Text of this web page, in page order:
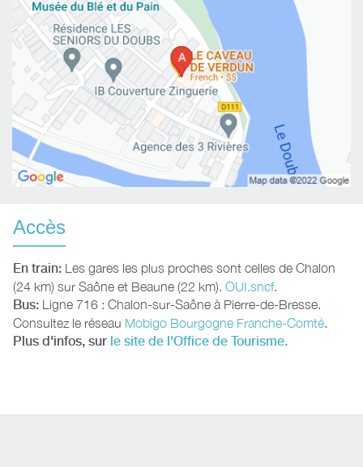
Accès
En train: Les gares les plus proches sont celles de Chalon
(24 km) sur Saône et Beaune (22 km). OUI.sncf.
Bus: Ligne 716 : Chalon-sur-Saône à Pierre-de-Bresse.
Consultez le réseau Mobigo Bourgogne Franche-Comté.
Plus d'infos, sur le site de l'Office de Tourisme.